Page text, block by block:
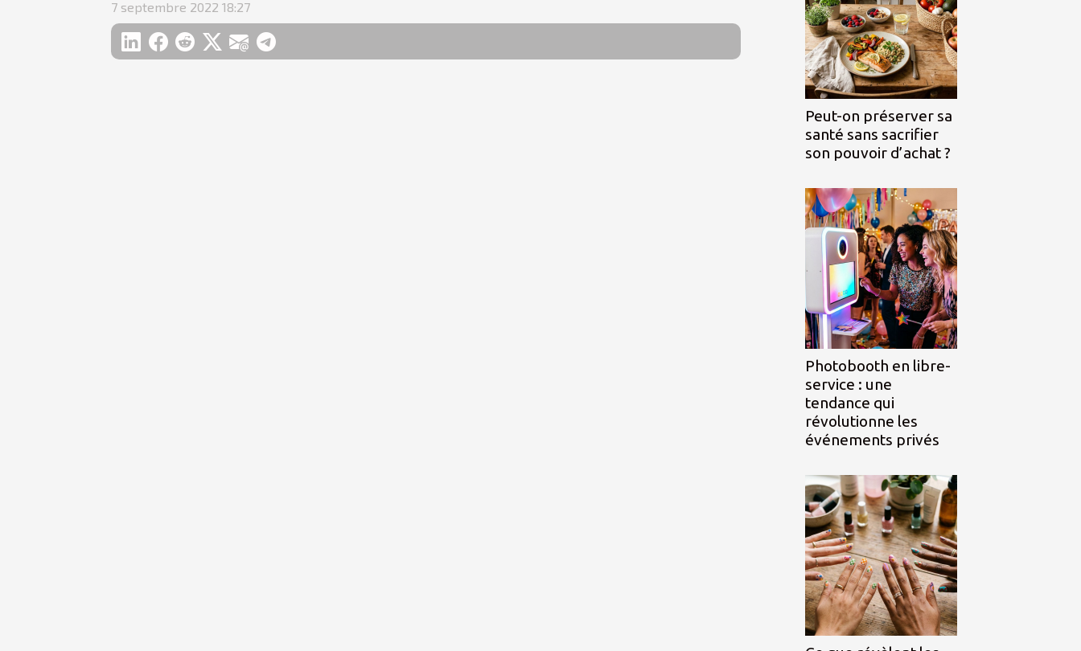
7 septembre 2022 18:27
Peut-on préserver sa
santé sans sacrifier
son pouvoir d’achat ?
Photobooth en libre-
service : une
tendance qui
révolutionne les
événements privés